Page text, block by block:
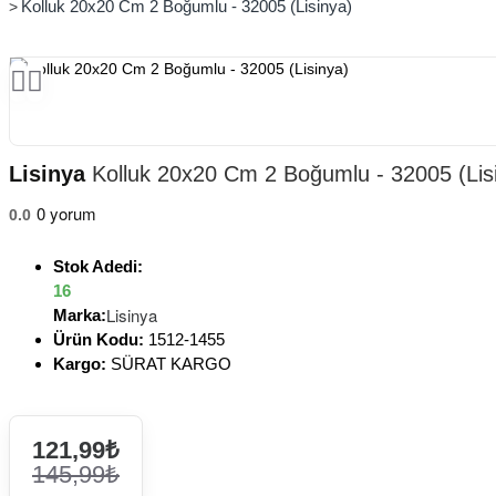
Kolluk 20x20 Cm 2 Boğumlu - 32005 (Lisinya)
LisinyaKolluk 20x20 Cm 2 Boğumlu - 32005
0.0 0 yorum
Stok Adedi:
16
Marka:Lisinya
Ürün Kodu: 1512-1455
Kargo: SÜRAT KARGO
121,99₺
145,99₺